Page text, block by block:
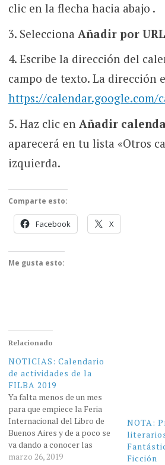
clic en la flecha hacia abajo .
Selecciona Añadir por
Escribe la dirección del
campo de texto. La dirección
https://calendar.google.com/
Haz clic en Añadir
aparecerá en tu lista «Otros
izquierda.
Comparte esto:
Facebook X
Me gusta esto:
Relacionado
NOTICIAS: Calendario
de actividades de la
FILBA 2019
Ya falta menos de un mes
para que empiece la Feria
Internacional del Libro de
Buenos Aires y de a poco se
va dando a conocer las
fechas con las diferentes
marzo 26, 2019
NOTA:
Ficción